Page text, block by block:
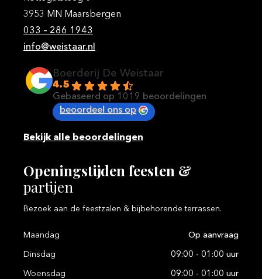
3953 MN Maarsbergen
033 – 286 1943
info@weistaar.nl
Boerderij De Weistaar
4.5
Gebaseerd op 1019 beoordelingen
beoordeel ons op
Bekijk alle beoordelingen
Openingstijden feesten &
partijen
Bezoek aan de feestzalen & bijbehorende terrassen.
Maandag Op aanvraag
Dinsdag 09:00 - 01:00 uur
Woensdag 09:00 - 01:00 uur